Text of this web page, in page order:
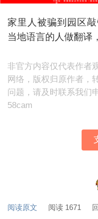
家里人被骗到园区
当地语言的人做翻译
非官方内容仅代表作者
网络，版权归原作者，
问题，请及时联系我们
58cam
阅读原文 阅读 1671